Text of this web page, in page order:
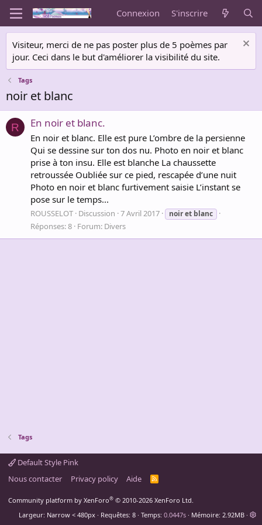
Connexion S'inscrire
Visiteur, merci de ne pas poster plus de 5 poèmes par
jour. Ceci dans le but d'améliorer la visibilité du site.
Tags
noir et blanc
R En noir et blanc.
En noir et blanc. Elle est pure L’ombre de la persienne
Qui se dessine sur ton dos nu. Photo en noir et blanc
prise à ton insu. Elle est blanche La chaussette
retroussée Oubliée sur ce pied, rescapée d’une nuit
Photo en noir et blanc furtivement saisie L’instant se
pose sur le temps...
ROUSSELOT Discussion 7 Avril 2017 noiret blanc
Réponses: 8 Forum: Divers
Tags
Default Style Pink
Nous contacter
Privacy policy Aide
R
Community platform by XenForo® © 2010-2026 XenForo Ltd.
Largeur
Requêtes 8 Temps 0.0447s Mémoire 2.92MB